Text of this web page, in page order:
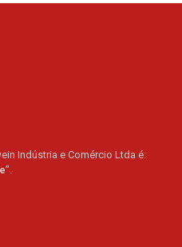
Indústria e Comércio Ltda é:
”.